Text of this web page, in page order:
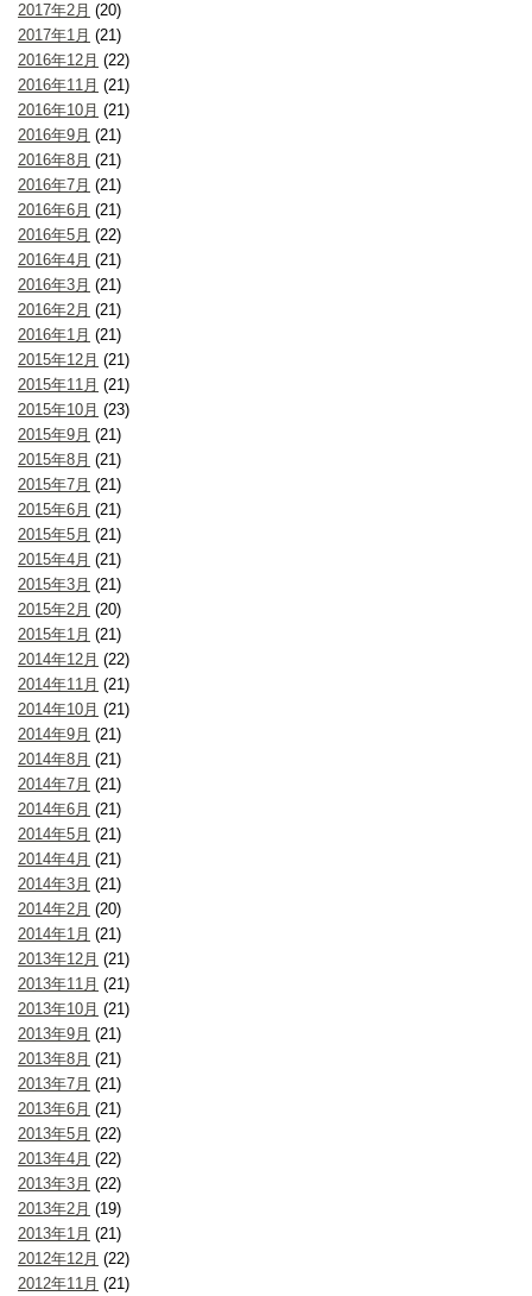
2017年2月 (20)
2017年1月 (21)
2016年12月 (22)
2016年11月 (21)
2016年10月 (21)
2016年9月 (21)
2016年8月 (21)
2016年7月 (21)
2016年6月 (21)
2016年5月 (22)
2016年4月 (21)
2016年3月 (21)
2016年2月 (21)
2016年1月 (21)
2015年12月 (21)
2015年11月 (21)
2015年10月 (23)
2015年9月 (21)
2015年8月 (21)
2015年7月 (21)
2015年6月 (21)
2015年5月 (21)
2015年4月 (21)
2015年3月 (21)
2015年2月 (20)
2015年1月 (21)
2014年12月 (22)
2014年11月 (21)
2014年10月 (21)
2014年9月 (21)
2014年8月 (21)
2014年7月 (21)
2014年6月 (21)
2014年5月 (21)
2014年4月 (21)
2014年3月 (21)
2014年2月 (20)
2014年1月 (21)
2013年12月 (21)
2013年11月 (21)
2013年10月 (21)
2013年9月 (21)
2013年8月 (21)
2013年7月 (21)
2013年6月 (21)
2013年5月 (22)
2013年4月 (22)
2013年3月 (22)
2013年2月 (19)
2013年1月 (21)
2012年12月 (22)
2012年11月 (21)